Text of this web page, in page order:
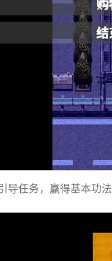
导任务，赢得基本功法